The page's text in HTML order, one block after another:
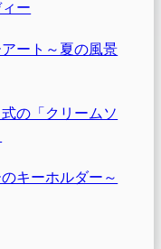
ー
ート～夏の風景
の「クリームソ
キーホルダー～